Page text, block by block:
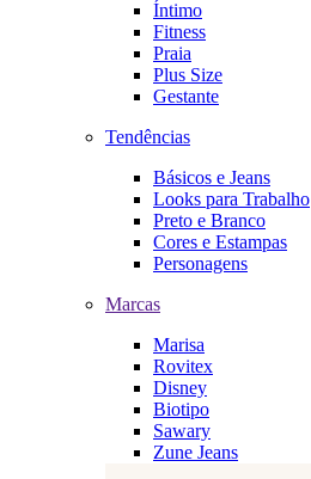
Íntimo
Fitness
Praia
Plus Size
Gestante
Tendências
Básicos e Jeans
Looks para Trabalho
Preto e Branco
Cores e Estampas
Personagens
Marcas
Marisa
Rovitex
Disney
Biotipo
Sawary
Zune Jeans